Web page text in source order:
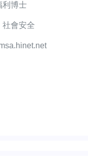
利博士
社會安全